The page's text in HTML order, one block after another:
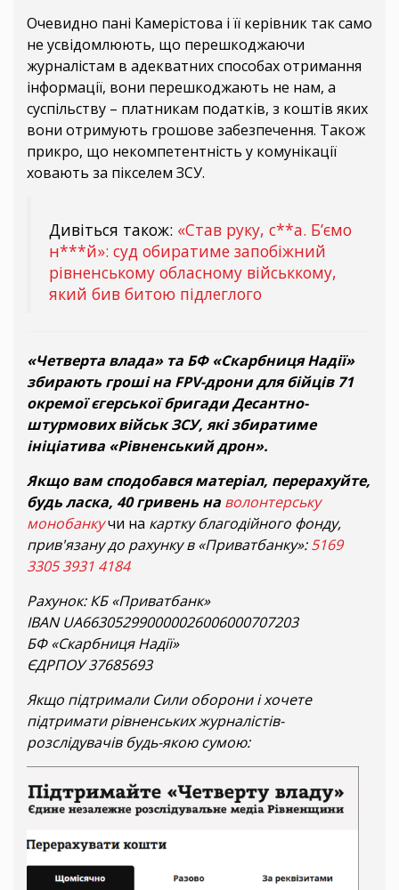
Очевидно пані Камерістова і її керівник так само
не усвідомлюють, що перешкоджаючи
журналістам в адекватних способах отримання
інформації, вони перешкоджають не нам, а
суспільству – платникам податків, з коштів яких
вони отримують грошове забезпечення. Також
прикро, що некомпетентність у комунікації
ховають за пікселем ЗСУ.
Дивіться також: «Став руку, с**а. Б’ємо
н***й»: суд обиратиме запобіжний
рівненському обласному військкому,
який бив битою підлеглого
«Четверта влада» та БФ «Скарбниця Надії»
збирають гроші на FPV-дрони для бійців 71
окремої єгерської бригади Десантно-
штурмових військ ЗСУ, які збиратиме
ініціатива «Рівненський дрон».
Якщо вам сподобався матеріал, перерахуйте,
будь ласка, 40 гривень на волонтерську
монобанкучи на картку благодійного фонду,
прив'язану до рахунку в «Приватбанку»:5169
3305 3931 4184
Рахунок: КБ «Приватбанк»
IBAN UA663052990000026006000707203
БФ «Скарбниця Надії»
ЄДРПОУ 37685693
Якщо підтримали Сили оборони і хочете
підтримати рівненських журналістів-
розслідувачів будь-якою сумою: